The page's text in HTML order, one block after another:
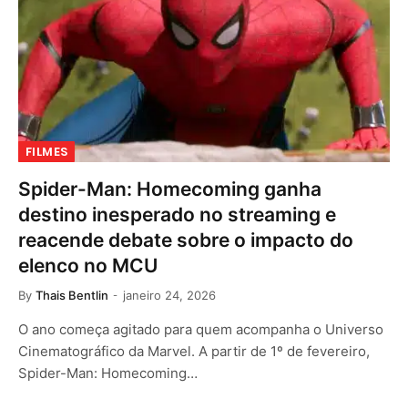
FILMES
Spider-Man: Homecoming ganha
destino inesperado no streaming e
reacende debate sobre o impacto do
elenco no MCU
By Thais Bentlin janeiro 24, 2026
O ano começa agitado para quem acompanha o Universo
Cinematográfico da Marvel. A partir de 1º de fevereiro,
Spider-Man: Homecoming…